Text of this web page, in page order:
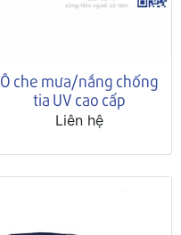
Ô che mưa/nắng chống
tia UV cao cấp
Liên hệ